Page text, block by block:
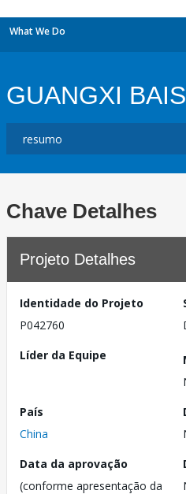
What We Do
GUANGXI
Chave Detalhes
Projeto Detalhes
Identidade do Projeto
P042760
Líder da Equipe
País
China
Data da aprovação
(conforme apresentação da